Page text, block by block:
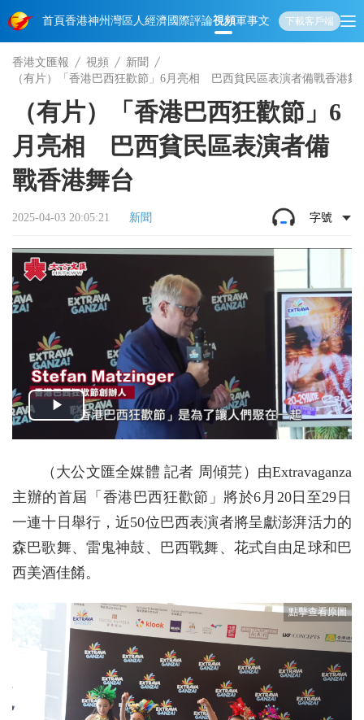
首頁香港神州 灣區人經濟國際評論視頻軍事文化 娛樂生活教育體
下載客戶端
香港文匯報 視頻
新聞
（有片）「香港巴西狂歡節」6月亮相 巴西貧民區表演者備戰香港舞
（有片）「香港巴西狂歡節」6
月亮相 巴西貧民區表演者備
戰香港舞台
2025-04-03 20:05:21 新聞 字號
（大公文匯全媒體 記者 周傾芫）由Extravaganza
主辦的首屆「香港巴西狂歡節」將於6月20日至29日
一連十日舉行，近50位巴西表演者將呈獻澎湃活力的
森巴歌舞、雷鬼神鼓、巴西戰舞、花式自由足球和巴
西美酒佳餚。